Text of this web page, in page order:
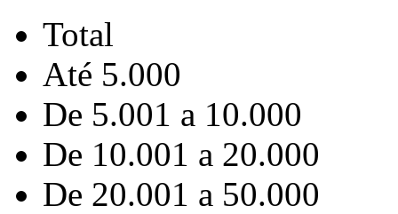
Total
Até 5.000
De 5.001 a 10.000
De 10.001 a 20.000
De 20.001 a 50.000